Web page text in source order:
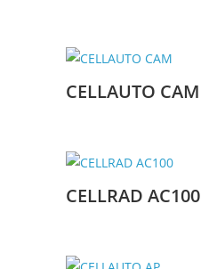
CELLAUTO CAM
CELLRAD AC100